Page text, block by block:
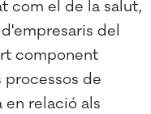
com el de la salut,
del
component
de
en relació als